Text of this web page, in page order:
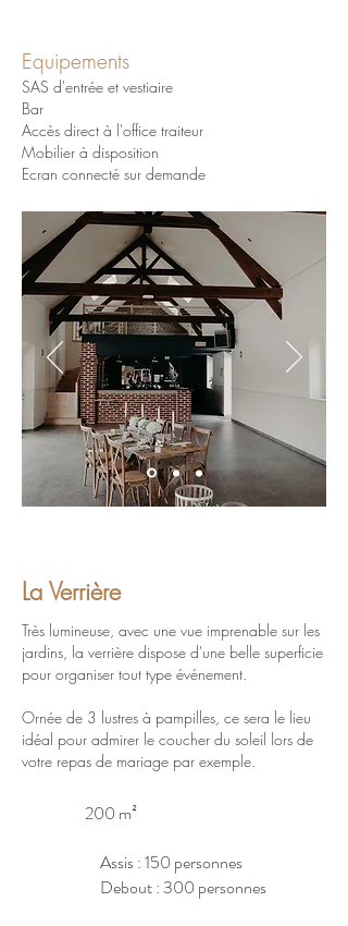
Equipements
SAS d'entrée et vestiaire
Bar
Accès direct à l'office traiteur
Mobilier à disposition
Ecran connecté sur demande
La Verrière
Très lumineuse, avec une vue imprenable sur les
jardins, la verrière dispose d'une belle superficie
pour organiser tout type événement.
Ornée de 3 lustres à pampilles, ce sera le lieu
idéal pour admirer le coucher du soleil lors de
votre repas de mariage par exemple.
200 m²
Assis : 150 personnes
Debout : 300 personnes